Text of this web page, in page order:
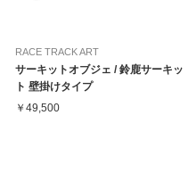
RACE TRACK ART
サーキットオブジェ / 鈴鹿サーキッ
ト 壁掛けタイプ
￥49,500